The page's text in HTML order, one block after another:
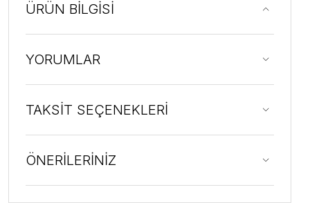
ÜRÜN BİLGİSİ
YORUMLAR
TAKSİT SEÇENEKLERİ
ÖNERİLERİNİZ